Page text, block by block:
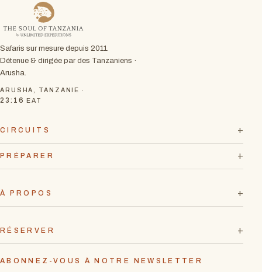
Safaris sur mesure depuis 2011.
Détenue & dirigée par des Tanzaniens ·
Arusha.
ARUSHA, TANZANIE ·
23:16 EAT
CIRCUITS
PRÉPARER
À PROPOS
RÉSERVER
ABONNEZ-VOUS À NOTRE NEWSLETTER